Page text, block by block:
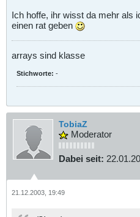
Ich hoffe, ihr wisst da mehr als
einen rat geben
arrays sind klasse
Stichworte: -
TobiaZ
Moderator
Dabei seit:
21.12.2003, 19:49